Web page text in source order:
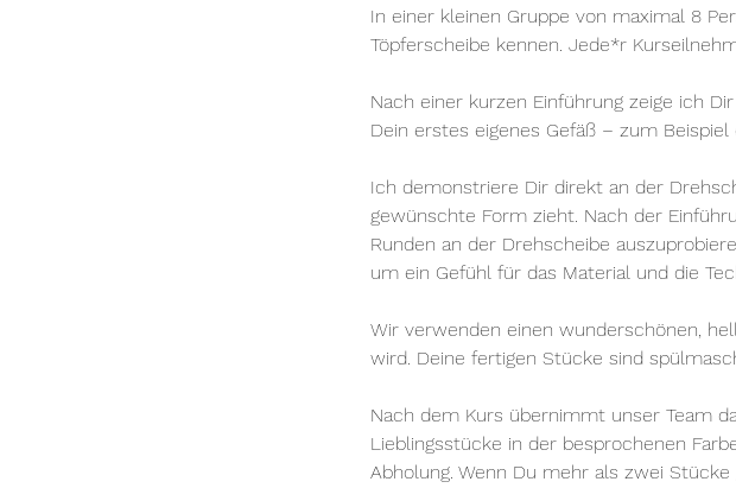
e
In einer kleinen Gruppe von maximal 8
Töpferscheibe kennen. Jede*r
Nach einer kurzen Einführung zeige ich
Dein erstes eigenes Gefäß – zum
Ich demonstriere Dir direkt an der
gewünschte Form zieht. Nach der
Runden an der Drehscheibe
um ein Gefühl für das Material und die
Wir verwenden einen wunderschönen,
wird. Deine fertigen Stücke sind
Nach dem Kurs übernimmt unser Team
Lieblingsstücke in der besprochenen
Abholung. Wenn Du mehr als zwei